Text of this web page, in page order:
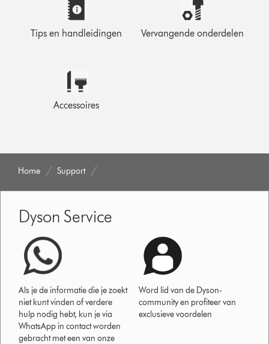
Tips en handleidingen Vervangende onderdelen
Accessoires
Home Support
Dyson Service
Als je de informatie die je zoekt
niet kunt vinden of verdere
hulp nodig hebt, kun je via
WhatsApp in contact worden
gebracht met een van onze
Word lid van de Dyson-
community en profiteer van
exclusieve voordelen